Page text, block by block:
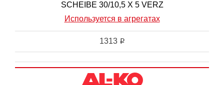
SCHEIBE 30/10,5 X 5 VERZ
Используется в агрегатах
1313 i